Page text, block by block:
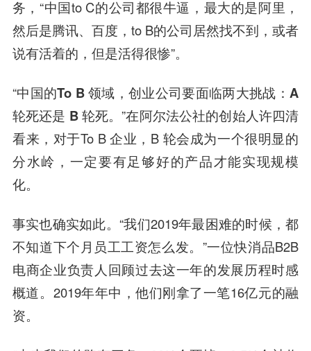
务，“中国to C的公司都很牛逼，最大的是阿里，
然后是腾讯、百度，to B的公司居然找不到，或者
说有活着的，但是活得很惨”。
“中国的To B 领域，创业公司要面临两大挑战：A
轮死还是 B 轮死。 ”在阿尔法公社的创始人许四清
看来，对于To B 企业，B 轮会成为一个很明显的
分水岭，一定要有足够好的产品才能实现规模
化。
事实也确实如此。“我们2019年最困难的时候，都
不知道下个月员工工资怎么发。”一位快消品B2B
电商企业负责人回顾过去这一年的发展历程时感
概道。2019年年中，他们刚拿了一笔16亿元的融
资。